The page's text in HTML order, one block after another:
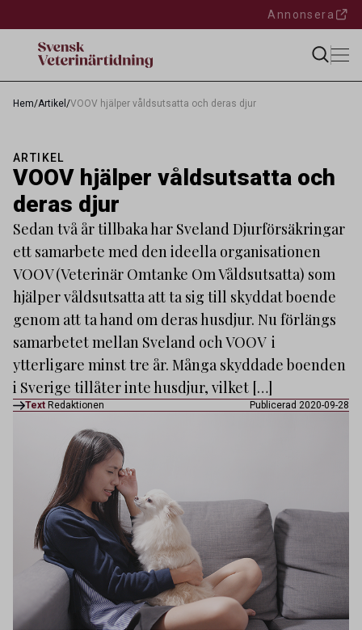
Annonsera
Hem/Artikel /VOOV hjälper våldsutsatta och deras djur
ARTIKEL
VOOV hjälper våldsutsatta och
deras djur
Sedan två år tillbaka har Sveland Djurförsäkringar
ett samarbete med den ideella organisationen
VOOV (Veterinär Omtanke Om Våldsutsatta) som
hjälper våldsutsatta att ta sig till skyddat boende
genom att ta hand om deras husdjur. Nu förlängs
samarbetet mellan Sveland och VOOV i
ytterligare minst tre år. Många skyddade boenden
i Sverige tillåter inte husdjur, vilket […]
Text Redaktionen Publicerad 2020-09-28